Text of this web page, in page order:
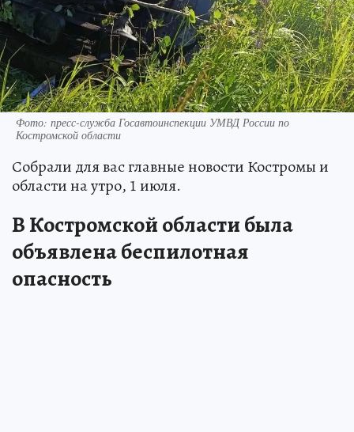
Фото: пресс-служба Госавтоинспекции УМВД России по
Костромской области
Собрали для вас главные новости Костромы и
области на утро, 1 июля.
В Костромской области была
объявлена беспилотная
опасность